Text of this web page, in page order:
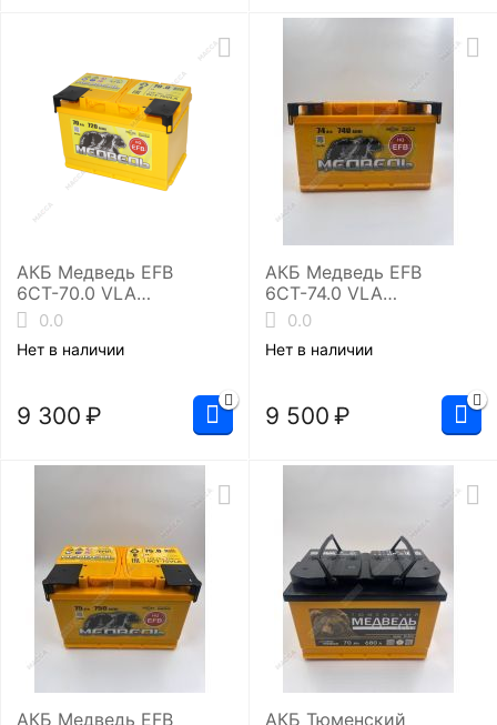
АКБ Медведь EFB
6СТ-70.0 VLA
(L3/720EN)
0.0
Нет в наличии
9 300 ₽
АКБ Медведь EFB
6СТ-74.0 VLA
(LB3/740EN)
0.0
Нет в наличии
9 500 ₽
АКБ Медведь EFB
АКБ Тюменский